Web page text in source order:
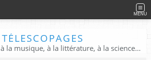
MENU
TÉLESCOPAGES
Un espace dédié à la musique, à la littérature, à la science, à la conscience, et au-delà